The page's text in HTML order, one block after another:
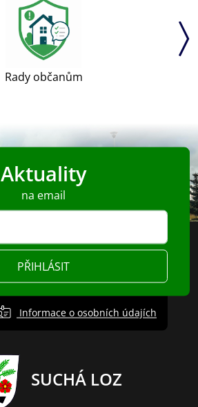
Rady občanům
Aktuality
na email
PŘIHLÁSIT
Informace o osobních údajích
SUCHÁ LOZ